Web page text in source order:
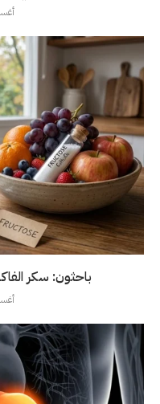
باحثون: سكر